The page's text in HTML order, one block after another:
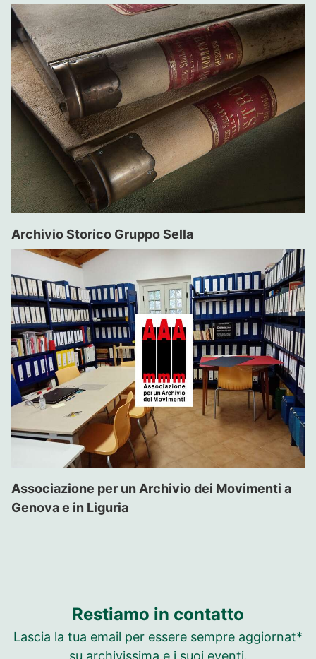
Archivio Storico Gruppo Sella
Associazione per un Archivio dei Movimenti a
Genova e in Liguria
Restiamo in contatto
Lascia la tua email per essere sempre aggiornat*
su archivissima e i suoi eventi.